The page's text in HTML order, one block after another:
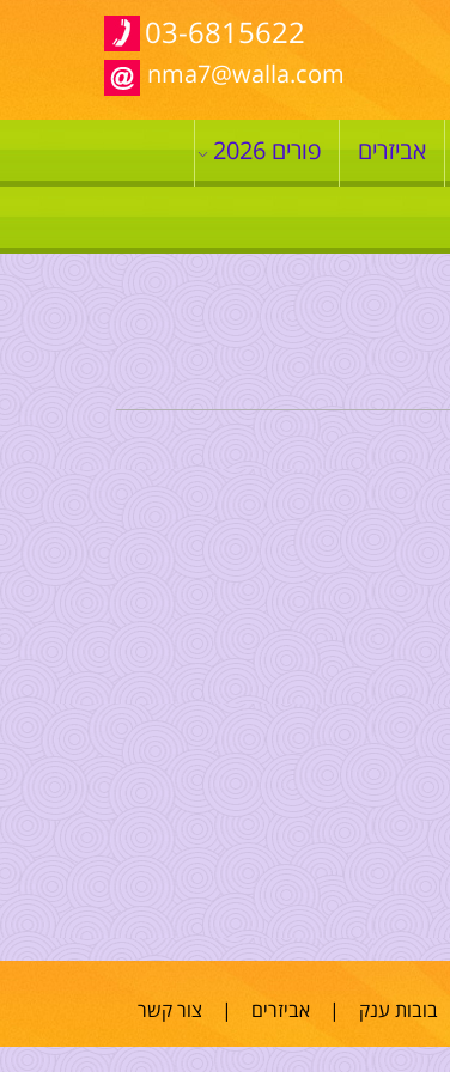
03-6815622
nma7@walla.com
אביזרים פורים 2026
בובות ענק | אביזרים | צור קשר